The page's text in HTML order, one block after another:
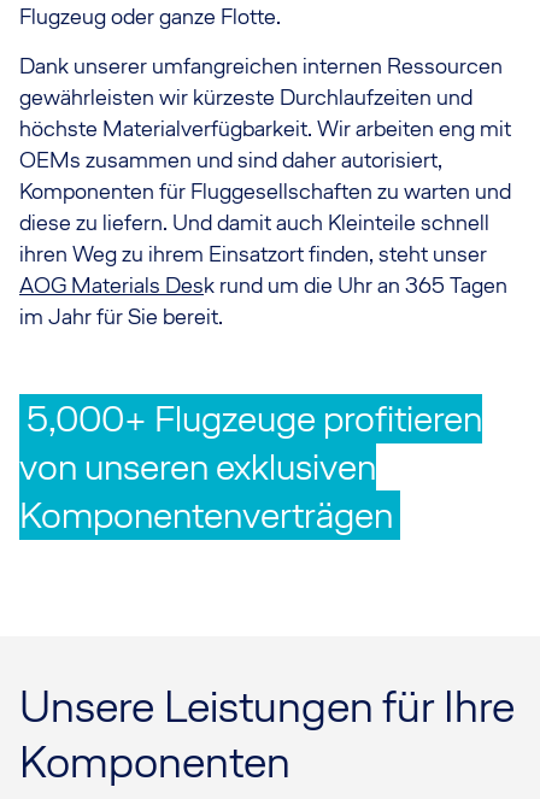
Flugzeug oder ganze Flotte.
Dank unserer umfangreichen internen Ressourcen
gewährleisten wir kürzeste Durchlaufzeiten und
höchste Materialverfügbarkeit. Wir arbeiten eng mit
OEMs zusammen und sind daher autorisiert,
Komponenten für Fluggesellschaften zu warten und
diese zu liefern. Und damit auch Kleinteile schnell
ihren Weg zu ihrem Einsatzort finden, steht unser
AOG Materials Desk rund um die Uhr an 365 Tagen
im Jahr für Sie bereit.
5,000+ Flugzeuge profitieren
von unseren exklusiven
Komponentenverträgen
Unsere Leistungen für Ihre
Komponenten